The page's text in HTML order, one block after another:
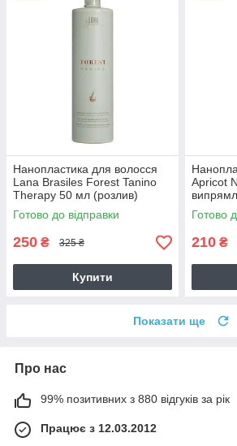
Нанопластика для волосся
Lana Brasiles Forest Tanino
Therapy 50 мл (розлив)
Готово до відправки
250 ₴ 325 ₴
Купити
Apricot
Готово
210 ₴
Показати ще
Про нас
99% позитивних з 880 відгуків за рік
Працює з 12.03.2012